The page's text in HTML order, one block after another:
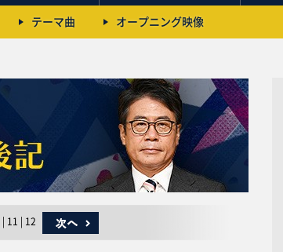
テーマ曲 オープニング映像
11 12